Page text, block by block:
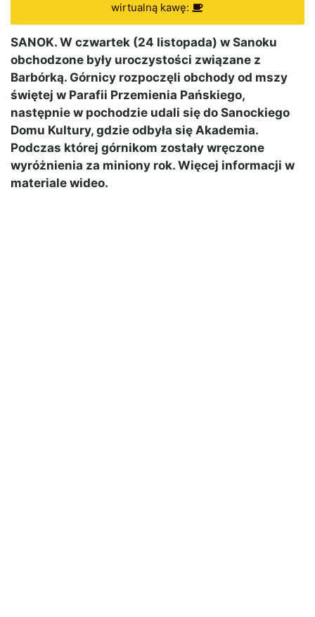
wirtualną kawę:
SANOK. W czwartek (24 listopada) w Sanoku
obchodzone były uroczystości związane z
Barbórką. Górnicy rozpoczęli obchody od mszy
świętej w Parafii Przemienia Pańskiego,
następnie w pochodzie udali się do Sanockiego
Domu Kultury, gdzie odbyła się Akademia.
Podczas której górnikom zostały wręczone
wyróżnienia za miniony rok. Więcej informacji w
materiale wideo.